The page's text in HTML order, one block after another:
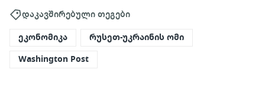
დაკავშირებული თეგები
ეკონომიკა რუსეთ-უკრაინის ომი
Washington Post